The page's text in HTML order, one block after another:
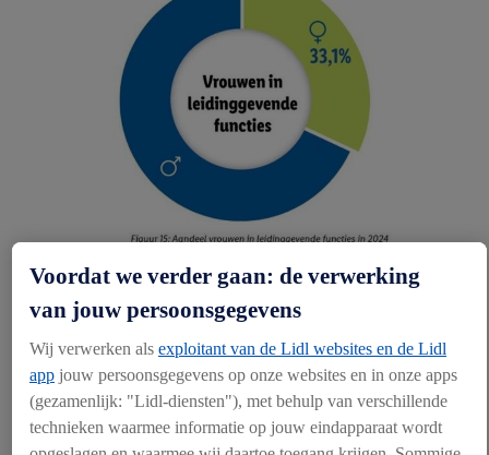
Opleidingen
Bij Lidl stellen we onze collega’s centraal en daarom richten we ons
op een gedegen opleiding en
continue ontwikkeling. We leggen hierbij een sterke focus op het
ontwikkelen van kennis en vaardigheden van al onze
leidinggevenden en werken aan thema’s die bijdragen aan het
versterken van onze #teamlidl-cultuur, zoals het bouwen van een
sterk team en het verbeteren van de onderlinge samenwerking.
Voordat we verder gaan: de verwerking
van jouw persoonsgegevens
Wij verwerken als exploitant van de Lidl websites en de Lidl
app jouw persoonsgegevens op onze websites en in onze apps
(gezamenlijk: "Lidl-diensten"), met behulp van verschillende
technieken waarmee informatie op jouw eindapparaat wordt